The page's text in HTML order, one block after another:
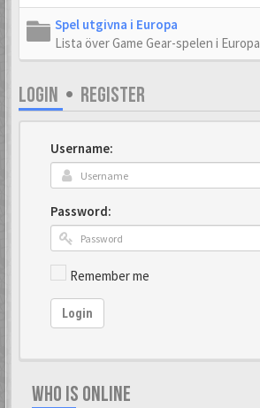
Spel utgivna i Europa
Lista över Game Gear-spelen i Europa
LOGIN • REGISTER
Username:
Password:
Remember me
Login
WHO IS ONLINE